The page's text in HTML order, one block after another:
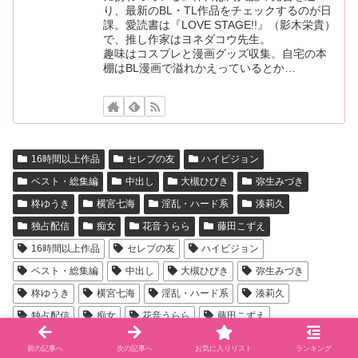
り、最新のBL・TL作品をチェックするのが日
課。愛読書は『LOVE STAGE!!』（影木栄貴）
で、推し作家はヨネダコウ先生。
趣味はコスプレと漫画グッズ収集。自宅の本
棚はBL漫画で溢れかえっているとか…
16時間以上作品 セレブの友
ハイビジョン
ベスト・総集編
中出し 大槻ひびき
弥生みづき
柊ゆうき
横宮七海 淫乱・ハード系
湊莉久
独占配信
痴女 花音うらら
藤田こずえ
16時間以上作品
セレブの友
ハイビジョン
ベスト・総集編
中出し 大槻ひびき
弥生みづき
柊ゆうき
横宮七海 淫乱・ハード系
湊莉久
独占配信
痴女 花音うらら 藤田こずえ
コメント・シェアしていただいた方にオリジナルAI画像集
前の記事へ 次の記事へ お気に入りリスト ランキング